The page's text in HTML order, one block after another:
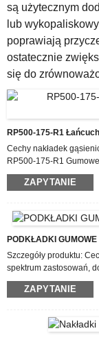
są użytecznym
lub
poprawiają
ostatecznie
się do
RP500-175-R1
Cechy nakładek
RP500-175-R1
zaprojektowane tak, aby
niezawodnym
koparek wykonane z
na ścieranie,
gumowe nakładki są
ZAPYTANIE
PODKŁADKI
Szczegóły produktu:
spektrum zastosowań,
posprzedażowej, nasze
zyskały uznanie
zyskaliśmy znakomitą
oferując hurtową
ZAPYTANIE